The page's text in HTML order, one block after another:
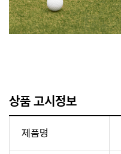
상품 고시정보
제품명